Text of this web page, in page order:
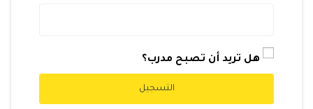
هل تريد أن تصبح مدرب؟
التسجيل